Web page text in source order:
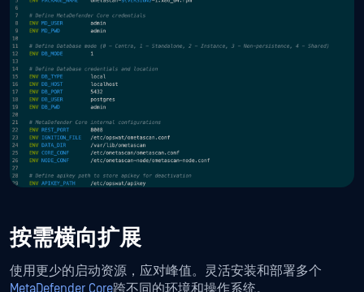
按需横向扩展
使用更少的启动资源，应对峰值。灵活安装和部署多个
MetaDefender Core跨不同的环境和操作系统。